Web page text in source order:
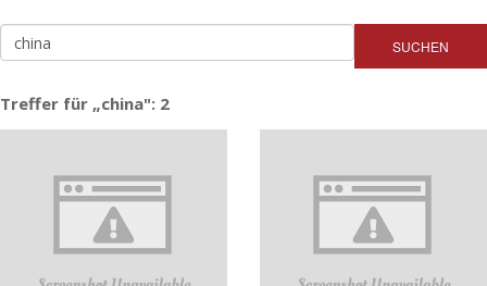
SUCHEN
Treffer für „china": 2